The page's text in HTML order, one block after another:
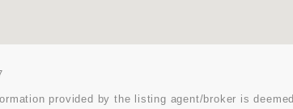
provided by the listing agent/broker is